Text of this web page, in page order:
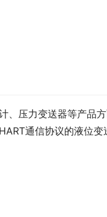
压力变送器等产品
通信协议的液位变